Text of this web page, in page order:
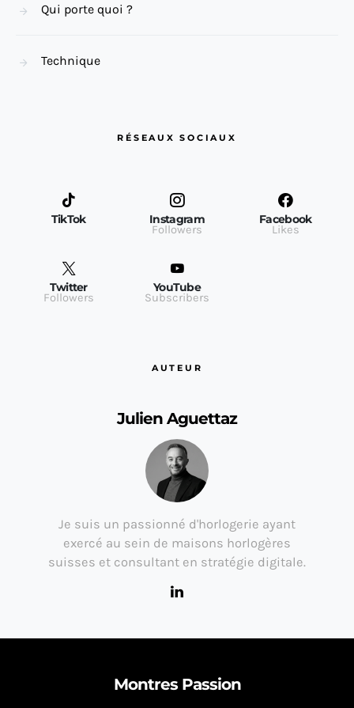
Qui porte quoi ?
Technique
RÉSEAUX SOCIAUX
TikTok Instagram
Followers
Facebook
Likes
Twitter
Followers
YouTube
Subscribers
AUTEUR
Julien Aguettaz
Je suis un passionné d'horlogerie ayant
exercé au sein de maisons horlogères
suisses et consultant en stratégie digitale.
Montres Passion